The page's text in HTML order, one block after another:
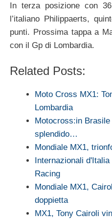
In terza posizione con
l’italiano Philippaerts,
punti. Prossima tappa a
con il Gp di Lombardia.
Related Posts:
Moto Cross MX1:
Lombardia
Motocross:in
splendido…
Mondiale MX1,
Internazionali
Racing
Mondiale MX1,
doppietta
MX1, Tony Cairoli